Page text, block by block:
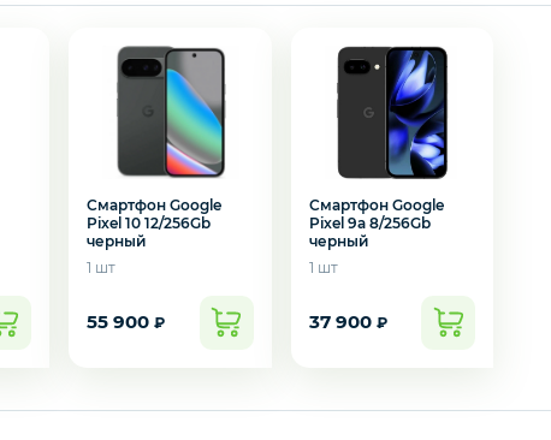
Смартфон Google
Pixel 10 12/256Gb
черный
1 шт
55 900 ₽
Смартфон Google
Pixel 9a 8/256Gb
черный
1 шт
37 900 ₽